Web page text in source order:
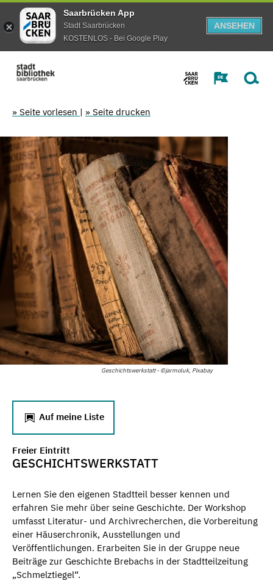
Saarbrücken App
Stadt Saarbrücken
KOSTENLOS - Bei Google Play
ANSEHEN
» Seite vorlesen | » Seite drucken
Geschichtswerkstatt - ©jarmoluk, Pixabay
Auf meine Liste
Freier Eintritt
GESCHICHTSWERKSTATT
Lernen Sie den eigenen Stadtteil besser kennen und
erfahren Sie mehr über seine Geschichte. Der Workshop
umfasst Literatur- und Archivrecherchen, die Vorbereitung
einer Häuserchronik, Ausstellungen und
Veröffentlichungen. Erarbeiten Sie in der Gruppe neue
Beiträge zur Geschichte Brebachs in der Stadtteilzeitung
„Schmelztiegel“.